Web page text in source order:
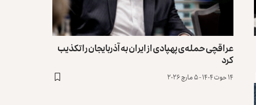
عراقچی حمله‌ی پهپادی از ایران به آذربایجان را تکذیب
کرد
۱۴ حوت ۱۴۰۴ - ۵ مارچ ۲۰۲۶